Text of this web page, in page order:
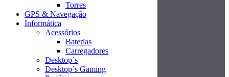
Torres
GPS & Navegação
Informática
Acessórios
Baterias
Carregadores
Desktop´s
Desktop´s Gaming